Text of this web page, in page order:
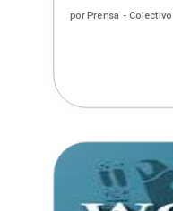
porPrensa - Colectivo